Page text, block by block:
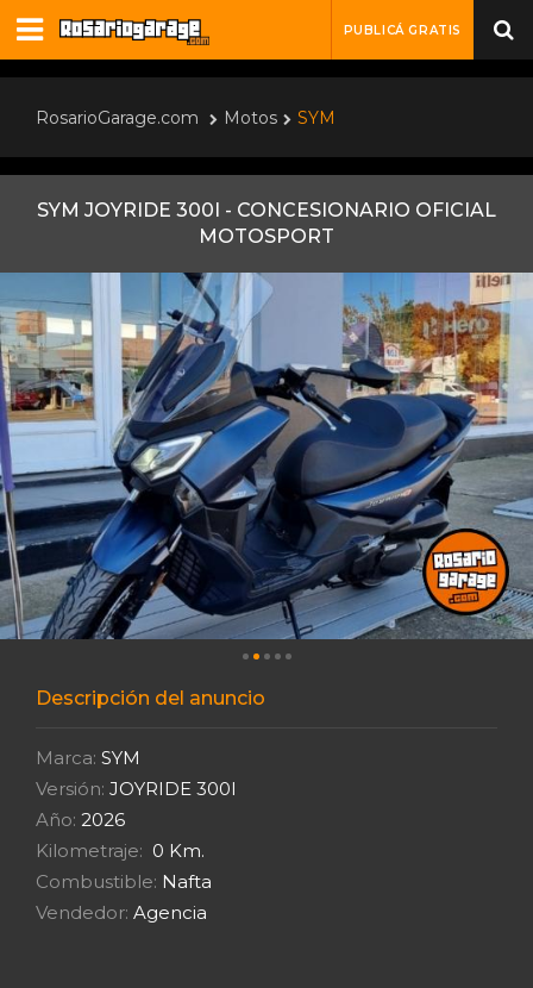
PUBLICÁ GRATIS
RosarioGarage.com Motos SYM
SYM JOYRIDE 300I - CONCESIONARIO OFICIAL
MOTOSPORT
Descripción del anuncio
Marca: SYM
Versión: JOYRIDE 300I
Año: 2026
Kilometraje: 0 Km.
Combustible: Nafta
Vendedor: Agencia